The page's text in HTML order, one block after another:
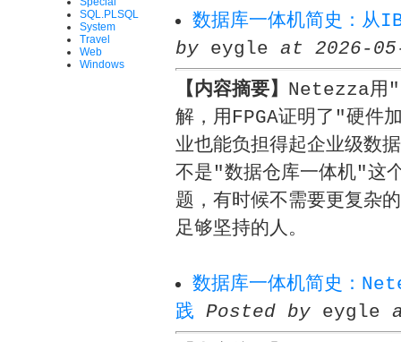
SQL.PLSQL
System
Travel
Web
Windows
数据库一体机简史：从
by eygle at 2026-
【内容摘要】 Netezza用
解，用FPGA证明了"硬件
业也能负担得起企业级数
不是"数据仓库一体机"这
题，有时候不需要更复杂
足够坚持的人。
数据库一体机简史：
践
Posted by eygle